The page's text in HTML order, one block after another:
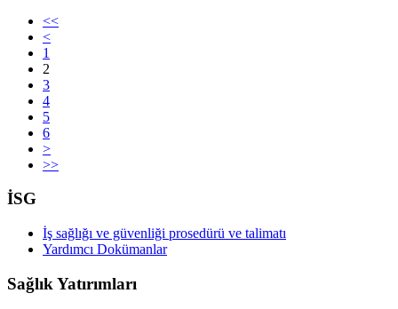
<<
<
1
2
3
4
5
6
>
>>
İSG
İş sağlığı ve güvenliği prosedürü ve talimatı
Yardımcı Dokümanlar
Sağlık Yatırımları